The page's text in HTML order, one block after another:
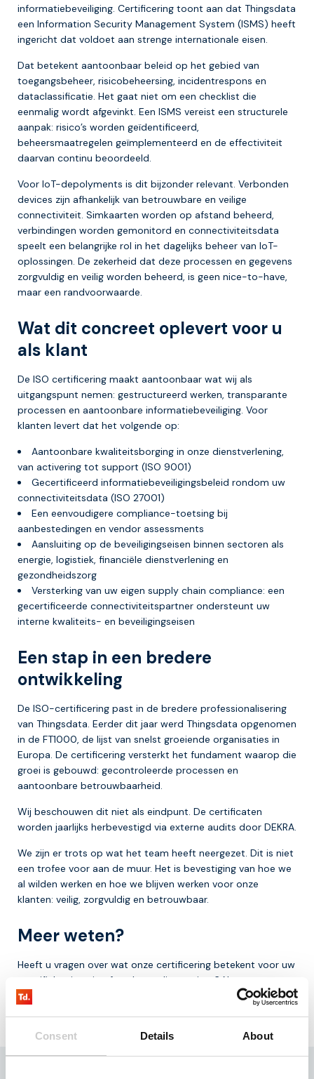
Consent Details About
informatiebeveiliging. Certificering toont aan dat Thingsdata
een Information Security Management System (ISMS) heeft
ingericht dat voldoet aan strenge internationale eisen.
Dat betekent aantoonbaar beleid op het gebied van
toegangsbeheer, risicobeheersing, incidentrespons en
dataclassificatie. Het gaat niet om een checklist die
eenmalig wordt afgevinkt. Een ISMS vereist een structurele
aanpak: risico’s worden geïdentificeerd,
beheersmaatregelen geïmplementeerd en de effectiviteit
daarvan continu beoordeeld.
Voor IoT-depolyments is dit bijzonder relevant. Verbonden
devices zijn afhankelijk van betrouwbare en veilige
connectiviteit. Simkaarten worden op afstand beheerd,
verbindingen worden gemonitord en connectiviteitsdata
speelt een belangrijke rol in het dagelijks beheer van IoT-
oplossingen. De zekerheid dat deze processen en gegevens
zorgvuldig en veilig worden beheerd, is geen nice-to-have,
maar een randvoorwaarde.
Wat dit concreet oplevert voor u
als klant
De ISO certificering maakt aantoonbaar wat wij als
uitgangspunt nemen: gestructureerd werken, transparante
processen en aantoonbare informatiebeveiliging. Voor
klanten levert dat het volgende op:
Aantoonbare kwaliteitsborging in onze dienstverlening,
van activering tot support (ISO 9001)
Gecertificeerd informatiebeveiligingsbeleid rondom uw
connectiviteitsdata (ISO 27001)
Een eenvoudigere compliance-toetsing bij
aanbestedingen en vendor assessments
Aansluiting op de beveiligingseisen binnen sectoren als
energie, logistiek, financiële dienstverlening en
gezondheidszorg
Versterking van uw eigen supply chain compliance: een
gecertificeerde connectiviteitspartner ondersteunt uw
interne kwaliteits- en beveiligingseisen
Een stap in een bredere
ontwikkeling
De ISO-certificering past in de bredere professionalisering
van Thingsdata. Eerder dit jaar werd Thingsdata opgenomen
in de FT1000, de lijst van snelst groeiende organisaties in
Europa. De certificering versterkt het fundament waarop die
groei is gebouwd: gecontroleerde processen en
aantoonbare betrouwbaarheid.
Wij beschouwen dit niet als eindpunt. De certificaten
worden jaarlijks herbevestigd via externe audits door DEKRA.
We zijn er trots op wat het team heeft neergezet. Dit is niet
een trofee voor aan de muur. Het is bevestiging van hoe we
al wilden werken en hoe we blijven werken voor onze
klanten: veilig, zorgvuldig en betrouwbaar.
Meer weten?
Heeft u vragen over wat onze certificering betekent voor uw
specifieke situatie of aanbestedingstraject? Neem contact
met ons op via